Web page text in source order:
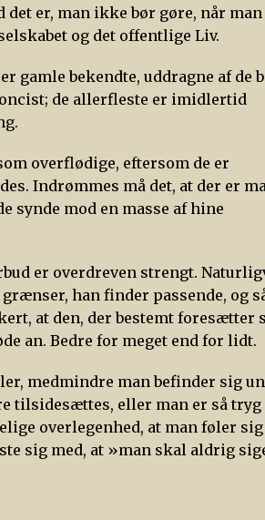
er, man ikke bør gøre, når man
og det offentlige Liv.
gamle bekendte, uddragne af de
de allerfleste er imidlertid
overflødige, eftersom de er
Indrømmes må det, at der er
synde mod en masse af hine
er overdreven strengt.
han finder passende, og
at den, der bestemt foresætter
an. Bedre for meget end for lidt.
medmindre man befinder sig
tilsidesættes, eller man er så tryg
overlegenhed, at man føler sig
sig med, at »man skal aldrig